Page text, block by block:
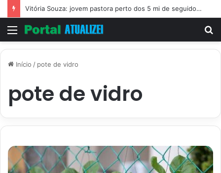
Vitória Souza: jovem pastora perto dos 5 mi de seguidores na web
Menu
Início / pote de vidro
pote de vidro